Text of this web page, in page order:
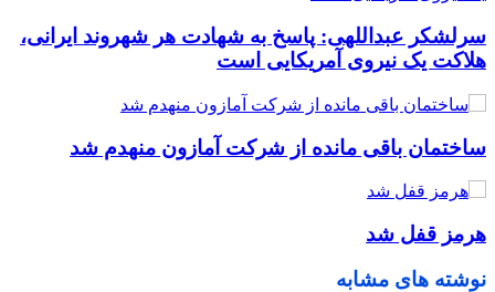
سرلشکر عبداللهی: پاسخ به شهادت هر شهروند ایرانی،
هلاکت یک نیروی آمریکایی است
ساختمان باقی مانده از شرکت آمازون منهدم شد
هرمز قفل شد
نوشته های مشابه